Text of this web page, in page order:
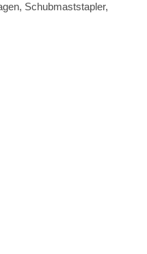
Schubmaststapler,